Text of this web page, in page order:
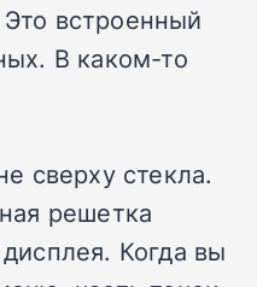
встроенный
В каком-то
сверху стекла.
решетка
Когда вы